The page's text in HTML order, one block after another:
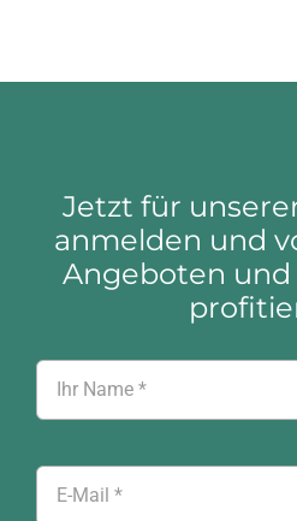
Jetzt für
anmelden und
Angeboten